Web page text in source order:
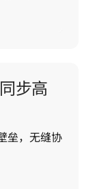
步高
垒，无缝协